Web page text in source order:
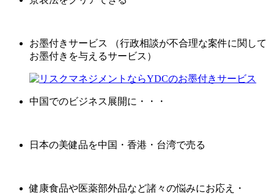
お墨付きサービス （行政相談が不合理な案件に関して
お墨付きを与えるサービス）
中国でのビジネス展開に・・・
日本の美健品を中国・香港・台湾で売る
健康食品や医薬部外品など諸々の悩みにお応え・